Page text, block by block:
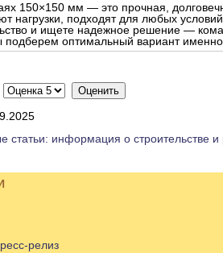
150×150 мм — это прочная,
нагрузки, подходят для любых
и ищете надежное решение —
подберем оптимальный вариант
статьи: информация о строительстве
релиз